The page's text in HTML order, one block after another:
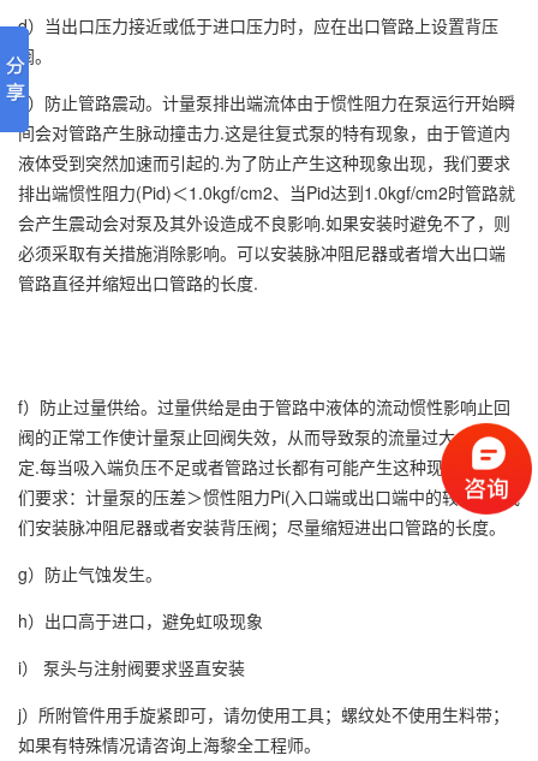
d）当出口压力接近或低于进口压力时，应在出口管路上设置背压
阀。
e）防止管路震动。计量泵排出端流体由于惯性阻力在泵运行开始瞬
间会对管路产生脉动撞击力.这是往复式泵的特有现象，由于管道内
液体受到突然加速而引起的.为了防止产生这种现象出现，我们要求
排出端惯性阻力(Pid)＜1.0kgf/cm2、当Pid达到1.0kgf/cm2时管路就
会产生震动会对泵及其外设造成不良影响.如果安装时避免不了，则
必须采取有关措施消除影响。可以安装脉冲阻尼器或者增大出口端
管路直径并缩短出口管路的长度.
f）防止过量供给。过量供给是由于管路中液体的流动惯性影响止回
阀的正常工作使计量泵止回阀失效，从而导致泵的流量过大、不稳
定.每当吸入端负压不足或者管路过长都有可能产生这种现象.因此我
们要求：计量泵的压差＞惯性阻力Pi(入口端或出口端中的较大者).我
们安装脉冲阻尼器或者安装背压阀；尽量缩短进出口管路的长度。
g）防止气蚀发生。
h）出口高于进口，避免虹吸现象
i） 泵头与注射阀要求竖直安装
j）所附管件用手旋紧即可，请勿使用工具；螺纹处不使用生料带；
如果有特殊情况请咨询上海黎全工程师。